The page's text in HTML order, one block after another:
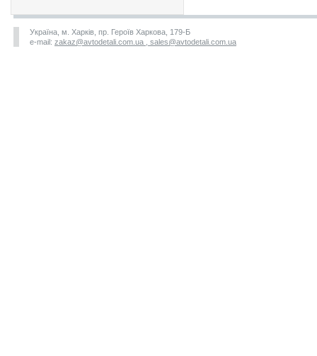
Україна, м. Харків, пр. Героїв Харкова, 179-Б
e-mail: zakaz@avtodetali.com.ua , sales@avtodetali.com.ua